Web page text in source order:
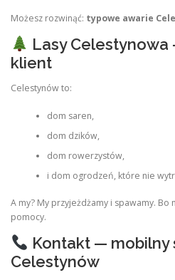
Możesz rozwinąć: typowe awarie
Lasy
klient
Celestynów to:
dom saren,
dom dzików,
dom rowerzystów,
i dom ogrodzeń, które nie
A my? My przyjeżdżamy i spawamy.
pomocy.
Kontakt — mobilny
Celestynów